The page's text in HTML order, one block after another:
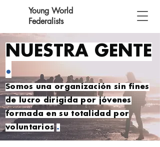
Young World
Federalists
NUESTRA GENTE
.
Somos una organización sin fines
de lucro dirigida por jóvenes
formada en su totalidad por
voluntarios .